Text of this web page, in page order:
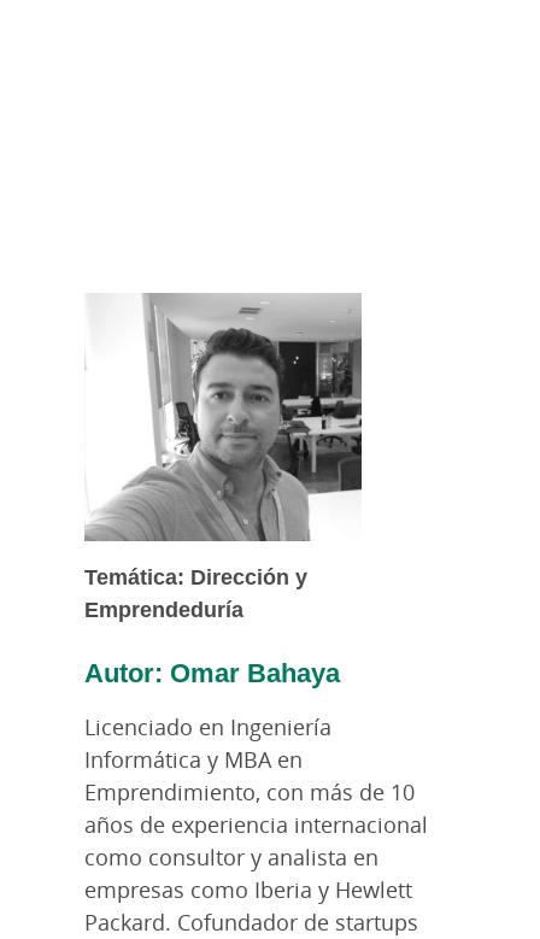
Temática: Dirección y
Emprendeduría
Autor: Omar Bahaya
Licenciado en Ingeniería
Informática y MBA en
Emprendimiento, con más de 10
años de experiencia internacional
como consultor y analista en
empresas como Iberia y Hewlett
Packard. Cofundador de startups